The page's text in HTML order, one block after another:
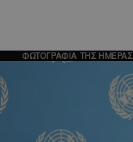
ΦΩΤΟΓΡΑΦΙΑ ΤΗΣ ΗΜΕΡΑΣ